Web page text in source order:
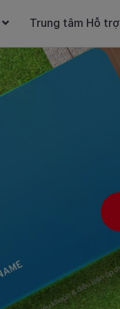
Trung tâm Hỗ trợ